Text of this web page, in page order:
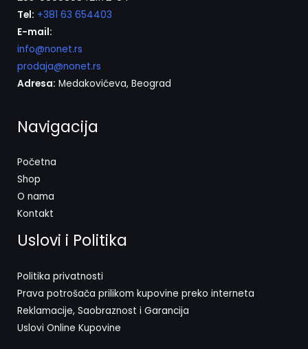
Tel: +381 63 654403
E-mail:
info@nonet.rs
prodaja@nonet.rs
Adresa: Medakovićeva, Beograd
Navigacija
Početna
Shop
O nama
Kontakt
Uslovi i Politika
Politika privatnosti
Prava potrošača prilikom kupovine preko interneta
Reklamacije, Saobraznost i Garancija
Uslovi Online Kupovine